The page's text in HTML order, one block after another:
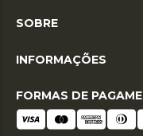
abdominal e melhor
Verifique também
Para corrida, crossfit e
gelado e secagem
SOBRE
INFORMAÇÕES
FORMAS DE